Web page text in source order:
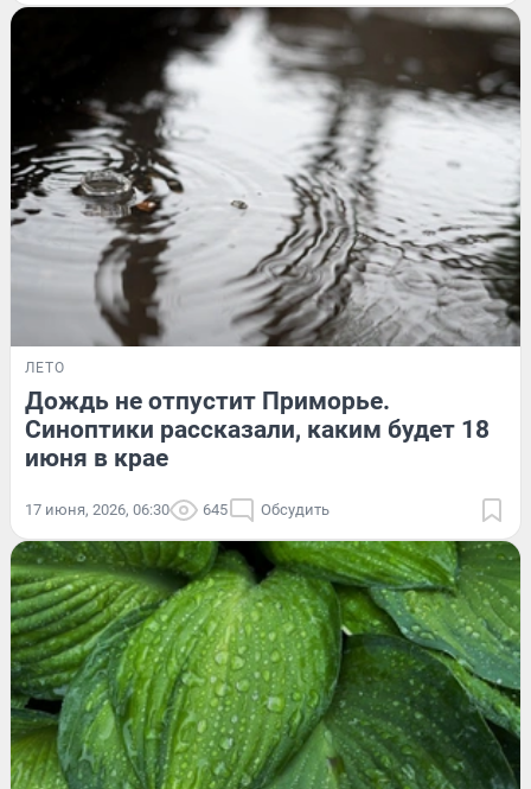
ЛЕТО
Дождь не отпустит Приморье.
Синоптики рассказали, каким будет 18
июня в крае
17 июня, 2026, 06:30 645 Обсудить